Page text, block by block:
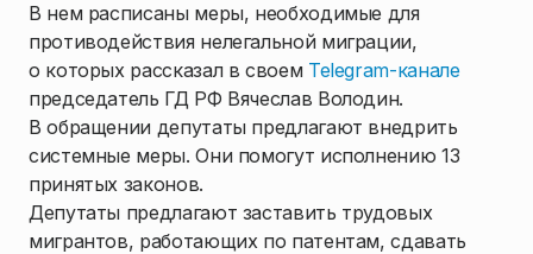
В нем расписаны меры, необходимые для
противодействия нелегальной миграции,
о которых рассказал в своем Telegram-канале
председатель ГД РФ Вячеслав Володин.
В обращении депутаты предлагают внедрить
системные меры. Они помогут исполнению 13
принятых законов.
Депутаты предлагают заставить трудовых
мигрантов, работающих по патентам, сдавать